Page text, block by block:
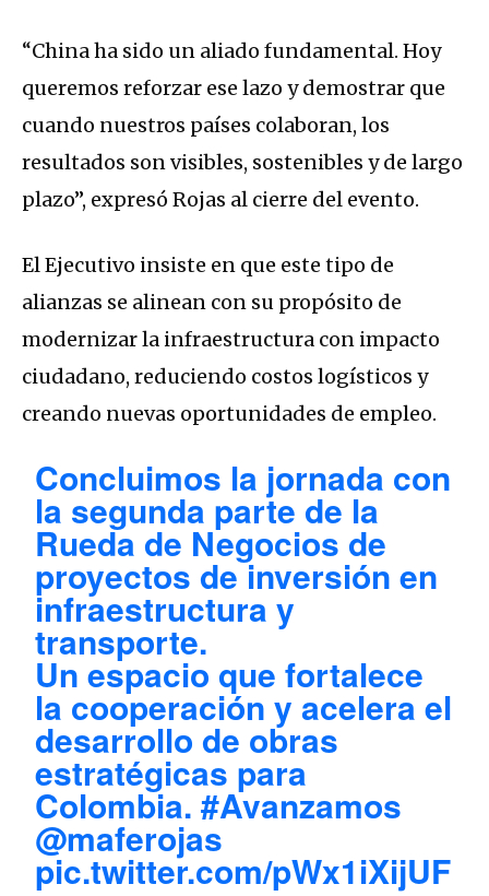
“China ha sido un aliado fundamental. Hoy
queremos reforzar ese lazo y demostrar que
cuando nuestros países colaboran, los
resultados son visibles, sostenibles y de largo
plazo”, expresó Rojas al cierre del evento.
El Ejecutivo insiste en que este tipo de
alianzas se alinean con su propósito de
modernizar la infraestructura con impacto
ciudadano, reduciendo costos logísticos y
creando nuevas oportunidades de empleo.
Concluimos la jornada con
la segunda parte de la
Rueda de Negocios de
proyectos de inversión en
infraestructura y
transporte.
Un espacio que fortalece
la cooperación y acelera el
desarrollo de obras
estratégicas para
Colombia.#Avanzamos
@maferojas
pic.twitter.com/pWx1iXijUF